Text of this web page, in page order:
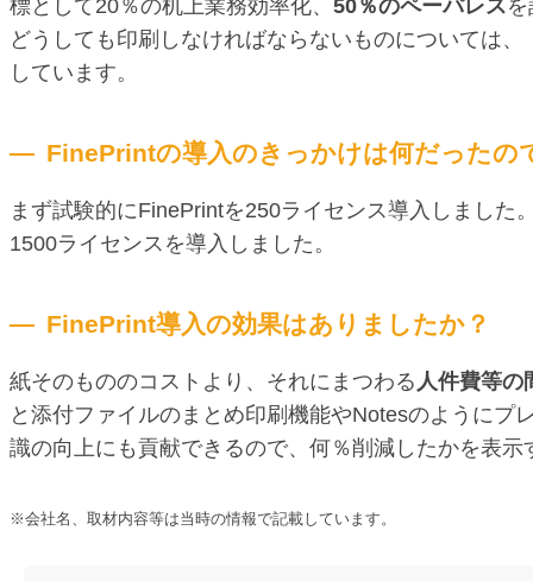
標として20％の机上業務効率化、 50％のペーパレス
どうしても印刷しなければならないものについては
しています。
FinePrintの導入のきっかけは何だったの
まず試験的にFinePrintを250ライセンス導入しました
1500ライセンスを導入しました。
FinePrint導入の効果はありましたか？
紙そのもののコストより、それにまつわる 人件費等の
と添付ファイルのまとめ印刷機能やNotesのように
識の向上にも貢献できるので、何％削減したかを表
※会社名、取材内容等は当時の情報で記載しています。